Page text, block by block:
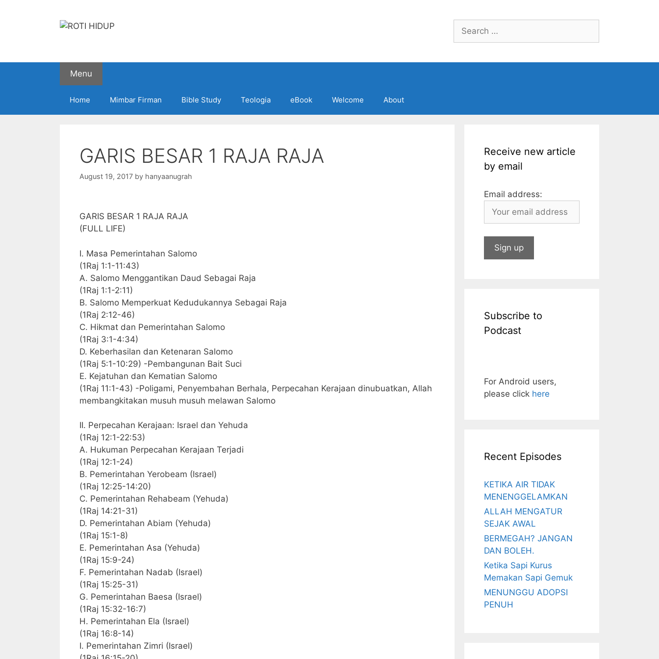
Search
for:
Menu
Home Mimbar Firman Bible Study Teologia eBook Welcome About
GARIS BESAR 1 RAJA RAJA
August 19, 2017 by hanyaanugrah
GARIS BESAR 1 RAJA RAJA
(FULL LIFE)
I. Masa Pemerintahan Salomo
(1Raj 1:1-11:43)
A. Salomo Menggantikan Daud Sebagai Raja
(1Raj 1:1-2:11)
B. Salomo Memperkuat Kedudukannya Sebagai Raja
(1Raj 2:12-46)
C. Hikmat dan Pemerintahan Salomo
(1Raj 3:1-4:34)
D. Keberhasilan dan Ketenaran Salomo
(1Raj 5:1-10:29) -Pembangunan Bait Suci
E. Kejatuhan dan Kematian Salomo
(1Raj 11:1-43) -Poligami, Penyembahan Berhala, Perpecahan Kerajaan dinubuatkan, Allah
membangkitakan musuh musuh melawan Salomo
II. Perpecahan Kerajaan: Israel dan Yehuda
(1Raj 12:1-22:53)
A. Hukuman Perpecahan Kerajaan Terjadi
(1Raj 12:1-24)
B. Pemerintahan Yerobeam (Israel)
(1Raj 12:25-14:20)
C. Pemerintahan Rehabeam (Yehuda)
(1Raj 14:21-31)
D. Pemerintahan Abiam (Yehuda)
(1Raj 15:1-8)
E. Pemerintahan Asa (Yehuda)
(1Raj 15:9-24)
F. Pemerintahan Nadab (Israel)
(1Raj 15:25-31)
G. Pemerintahan Baesa (Israel)
(1Raj 15:32-16:7)
H. Pemerintahan Ela (Israel)
(1Raj 16:8-14)
I. Pemerintahan Zimri (Israel)
Receive new article
by email
Email address:
Subscribe to
Podcast
For Android users,
please click here
Recent Episodes
KETIKA AIR TIDAK
MENENGGELAMKAN
ALLAH MENGATUR
SEJAK AWAL
BERMEGAH? JANGAN
DAN BOLEH.
Ketika Sapi Kurus
Memakan Sapi Gemuk
MENUNGGU ADOPSI
PENUH